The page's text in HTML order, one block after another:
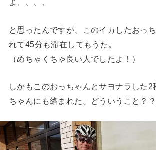
よ、、、、
と思ったんですが、このイカしたおっ
れて45分も滞在してもうた。
（めちゃくちゃ良い人でしたよ！）
しかもこのおっちゃんとサヨナラした2
ちゃんにも絡まれた。どういうこと？？